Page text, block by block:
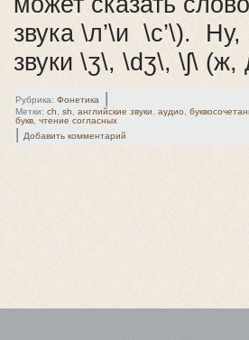
звука \л’\и \с’\).
звуки \ʒ\, \dʒ\, \ʃ\
Рубрика: Фонетика |
Метки: ch sh английские звуки аудио
букв чтение согласных
| Добавить комментарий